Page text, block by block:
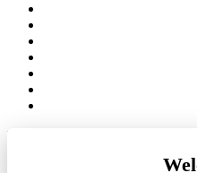
Lokalizacja